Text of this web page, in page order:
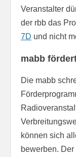
Veranstalter
der rbb das
7D und nicht
mabb
Die mabb
können sich
bewerben.